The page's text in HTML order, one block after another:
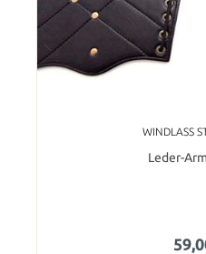
WINDLASS
Leder-